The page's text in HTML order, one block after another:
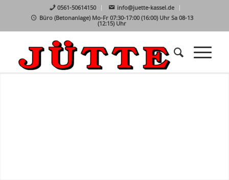
0561-50614150
info@juette-kassel.de
Büro (Betonanlage) Mo-Fr 07:30-17:00 (16:00) Uhr Sa 08-13
(12:15) Uhr